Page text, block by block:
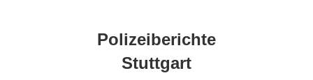
Polizeiberichte
Stuttgart